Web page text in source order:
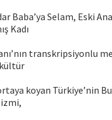
Baba’ya Selam, Eski
Kadı
transkripsiyonlu
koyan Türkiye’nin